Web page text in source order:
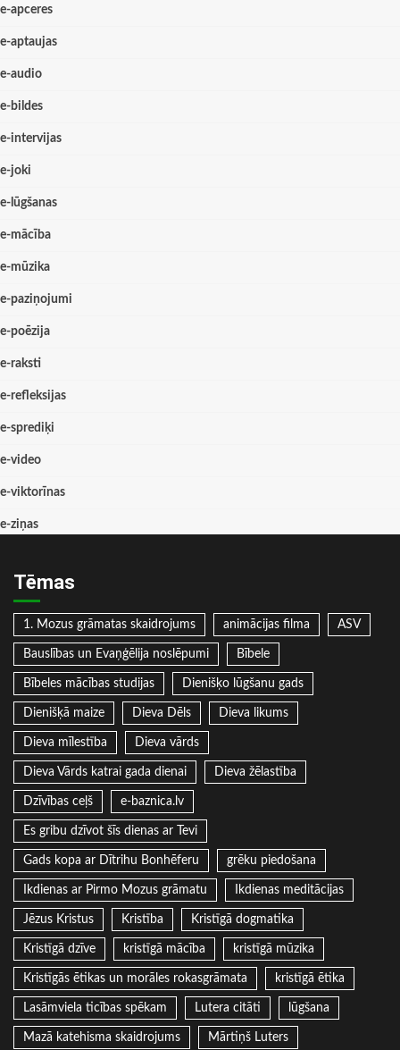
e-apceres
e-aptaujas
e-audio
e-bildes
e-intervijas
e-joki
e-lūgšanas
e-mācība
e-mūzika
e-paziņojumi
e-poēzija
e-raksti
e-refleksijas
e-sprediķi
e-video
e-viktorīnas
e-ziņas
Tēmas
1. Mozus grāmatas skaidrojums animācijas filma ASV
Bauslības un Evaņģēlija noslēpumi Bībele
Bībeles mācības studijas Dienišķo lūgšanu gads
Dienišķā maize Dieva Dēls Dieva likums
Dieva mīlestība Dieva vārds
Dieva Vārds katrai gada dienai Dieva žēlastība
Dzīvības ceļš e-baznica.lv
Es gribu dzīvot šīs dienas ar Tevi
Gads kopa ar Dītrihu Bonhēferu grēku piedošana
Ikdienas ar Pirmo Mozus grāmatu Ikdienas meditācijas
Jēzus Kristus Kristība Kristīgā dogmatika
Kristīgā dzīve kristīgā mācība kristīgā mūzika
Kristīgās ētikas un morāles rokasgrāmata kristīgā ētika
Lasāmviela ticības spēkam Lutera citāti lūgšana
Mazā katehisma skaidrojums Mārtiņš Luters